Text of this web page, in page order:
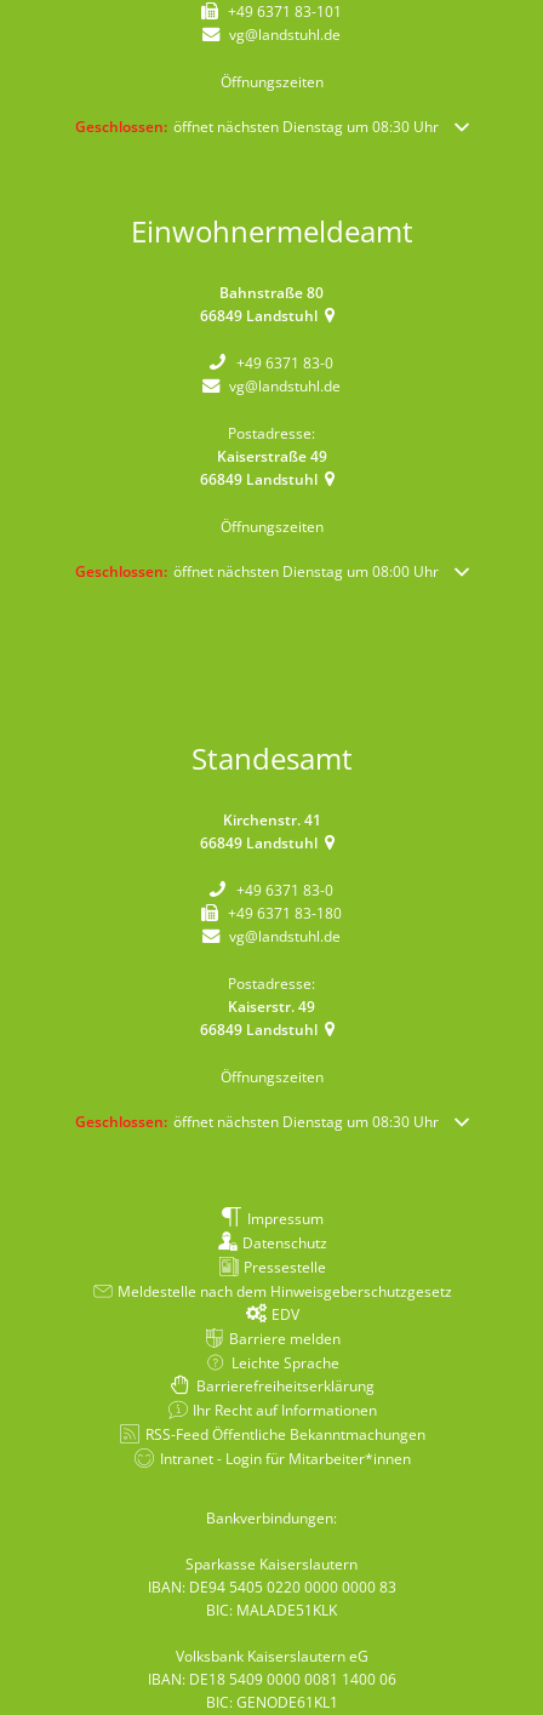
+49 6371 83-101
vg@landstuhl.de
Öffnungszeiten
Klicken, um weitere Öffnungs- oder Schließzeiten auszublenden
Geschlossen: öffnet nächsten Dienstag um 08:30 Uhr
Einwohnermeldeamt
Bahnstraße 80
66849 Landstuhl
+49 6371 83-0
vg@landstuhl.de
Postadresse:
Kaiserstraße 49
66849 Landstuhl
Öffnungszeiten
Klicken, um weitere Öffnungs- oder Schließzeiten auszublenden
Geschlossen: öffnet nächsten Dienstag um 08:00 Uhr
Standesamt
Kirchenstr. 41
66849 Landstuhl
+49 6371 83-0
+49 6371 83-180
vg@landstuhl.de
Postadresse:
Kaiserstr. 49
66849 Landstuhl
Öffnungszeiten
Klicken, um weitere Öffnungs- oder Schließzeiten auszublenden
Geschlossen: öffnet nächsten Dienstag um 08:30 Uhr
Impressum
Datenschutz
Pressestelle
Meldestelle nach dem Hinweisgeberschutzgesetz
EDV
Barriere melden
Leichte Sprache
Barrierefreiheitserklärung
Ihr Recht auf Informationen
RSS-Feed Öffentliche Bekanntmachungen
Intranet - Login für Mitarbeiter*innen
Bankverbindungen:
Sparkasse Kaiserslautern
IBAN: DE94 5405 0220 0000 0000 83
BIC: MALADE51KLK
Volksbank Kaiserslautern eG
IBAN: DE18 5409 0000 0081 1400 06
BIC: GENODE61KL1